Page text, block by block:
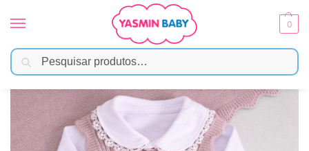
0
Início Moda Bebê / Saída Maternidade